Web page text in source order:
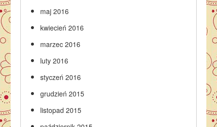
maj 2016
kwiecień 2016
marzec 2016
luty 2016
styczeń 2016
grudzień 2015
listopad 2015